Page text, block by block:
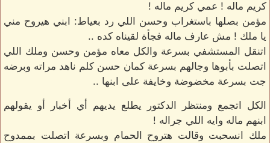
كريم ماله ! عمي كريم ماله !
مؤمن بصلها باستغراب وحسن اللي رد بعياط: ابني هيروح مني
يا ملك ! مش عارف ماله فجأة لقيناه كده ..
اتنقل المستشفي بسرعة والكل معاه مؤمن وحسن وملك اللي
اتصلت بأبوها وجالهم بسرعة كمان حسن كلم ناهد مراته وبرضه
جت بسرعة مخضوضة وخايفة على ابنها ..
الكل اتجمع ومنتظر الدكتور يطلع يديهم أي أخبار أو يقولهم
ابنهم ماله وايه اللي جراله !
ملك انسحبت وقالت هتروح الحمام وبسرعة اتصلت بممدوح